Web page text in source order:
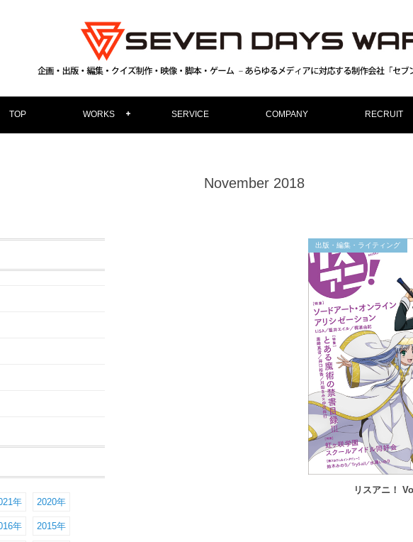
TOP WORKS SERVICE COMPANY RECRUIT
November 2018
出版・編集・ライティング
リスアニ！
年 2020年
年 2015年